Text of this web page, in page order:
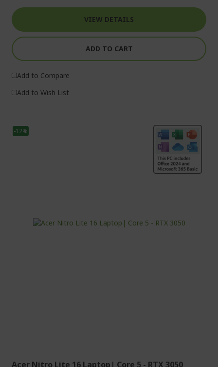
VIEW DETAILS
ADD TO CART
Add to Compare
Add to Wish List
-12%
Acer Nitro Lite 16 Laptop| Core 5 - RTX 3050